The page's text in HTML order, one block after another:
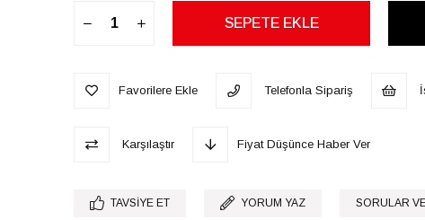
Favorilere Ekle Telefonla Sipariş
Karşılaştır Fiyat Düşünce Haber Ver
TAVSIYE ET YORUM YAZ SORULAR